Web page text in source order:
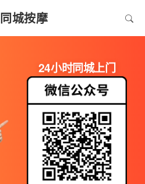
同城按摩
24小时同城上门